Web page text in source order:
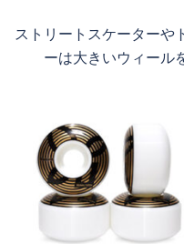
ストリートスケーターや
ーは大きいウィール